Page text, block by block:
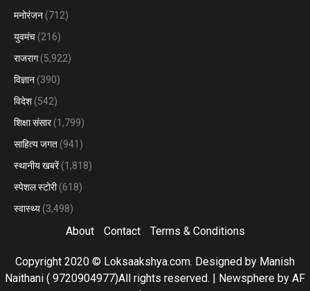
मनोरंजन (712)
युवमंच (216)
राजराग(5,922)
विज्ञान (390)
विदेश (542)
शिक्षा संसार(1,799)
साहित्य जगत (941)
स्थानीय खबरें(1,818)
स्पेशल स्टोरी(618)
स्वास्थ्य (3,498)
About Contact Terms & Conditions
Copyright 2020 © Loksaakshya.com. Designed by Manish
Naithani ( 9720904977)All rights reserved. | Newsphere by AF